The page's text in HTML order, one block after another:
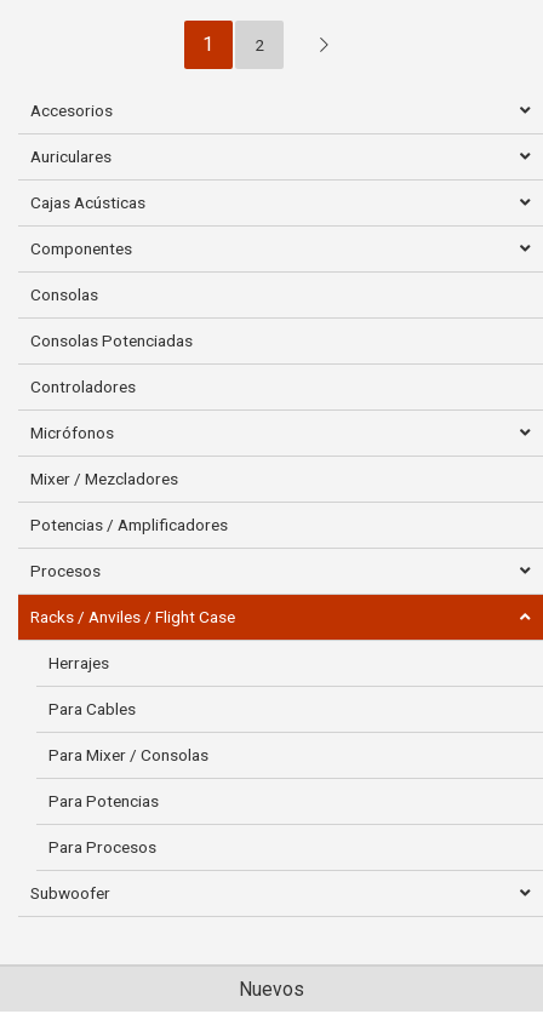
Accesorios
Auriculares
Cajas Acústicas
Componentes
Consolas
Consolas Potenciadas
Controladores
Micrófonos
Mixer / Mezcladores
Potencias / Amplificadores
Procesos
Racks / Anviles / Flight Case
Herrajes
Para Cables
Para Mixer / Consolas
Para Potencias
Para Procesos
Subwoofer
Nuevos
1 2